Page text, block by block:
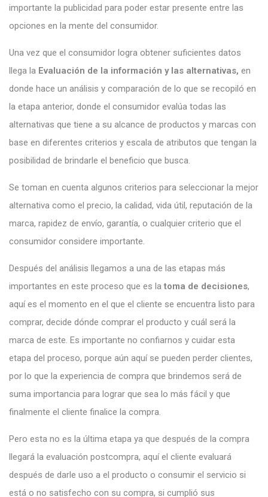
importante la publicidad para poder estar presente entre las
opciones en la mente del consumidor.
Una vez que el consumidor logra obtener suficientes datos
llega la Evaluación de la información y las alternativas, en
donde hace un análisis y comparación de lo que se recopiló en
la etapa anterior, donde el consumidor evalúa todas las
alternativas que tiene a su alcance de productos y marcas con
base en diferentes criterios y escala de atributos que tengan la
posibilidad de brindarle el beneficio que busca.
Se toman en cuenta algunos criterios para seleccionar la mejor
alternativa como el precio, la calidad, vida útil, reputación de la
marca, rapidez de envío, garantía, o cualquier criterio que el
consumidor considere importante.
Después del análisis llegamos a una de las etapas más
importantes en este proceso que es latoma de decisiones,
aquí es el momento en el que el cliente se encuentra listo para
comprar, decide dónde comprar el producto y cuál será la
marca de este. Es importante no confiarnos y cuidar esta
etapa del proceso, porque aún aquí se pueden perder clientes,
por lo que la experiencia de compra que brindemos será de
suma importancia para lograr que sea lo más fácil y que
finalmente el cliente finalice la compra.
Pero esta no es la última etapa ya que después de la compra
llegará la evaluación postcompra, aquí el cliente evaluará
después de darle uso a el producto o consumir el servicio si
está o no satisfecho con su compra, si cumplió sus